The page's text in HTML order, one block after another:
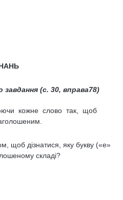
завдання (с. 30, вправа78)
кожне слово так, щоб
щоб дізнатися, яку букву («е»
складі?